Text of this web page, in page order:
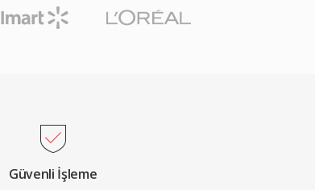
Güvenli İşleme